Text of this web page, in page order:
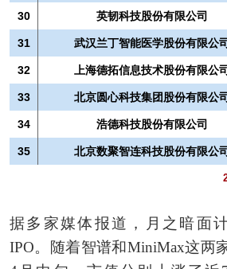
30 英韧科技股份有限公司
31 武汉兰丁智能医学股份有限公
32 上海德拓信息技术股份有限公
33 北京圆心科技集团股份有限公
34 浩德科技股份有限公司
35 北京数聚智连科技股份有限公
据多家媒体报道，月之暗面
IPO。随着智谱和MiniMax这两